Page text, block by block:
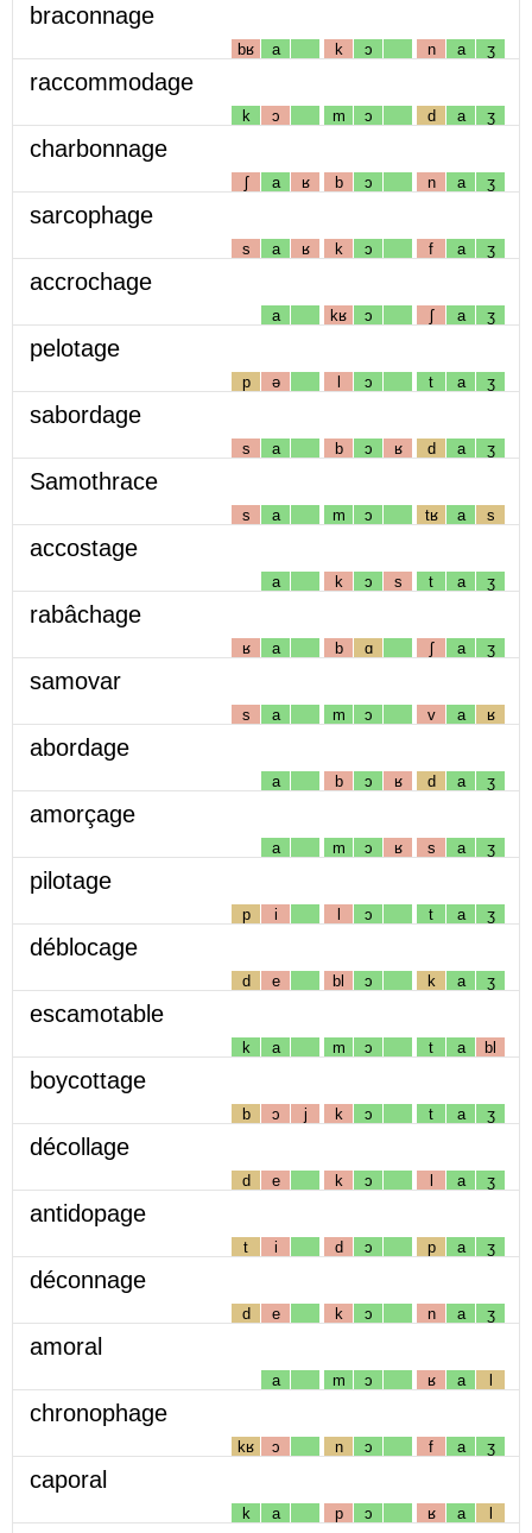
braconnage
bʁ a k ɔ n a ʒ
raccommodage
k ɔ m ɔ d a ʒ
charbonnage
ʃ a ʁ b ɔ n a ʒ
sarcophage
s a ʁ k ɔ f a ʒ
accrochage
a kʁ ɔ ʃ a ʒ
pelotage
p ə l ɔ t a ʒ
sabordage
s a b ɔ ʁ d a ʒ
Samothrace
s a m ɔ tʁ a s
accostage
a k ɔ s t a ʒ
rabâchage
ʁ a b ɑ ʃ a ʒ
samovar
s a m ɔ v a ʁ
abordage
a b ɔ ʁ d a ʒ
amorçage
a m ɔ ʁ s a ʒ
pilotage
p i l ɔ t a ʒ
déblocage
d e bl ɔ k a ʒ
escamotable
k a m ɔ t a bl
boycottage
b ɔ j k ɔ t a ʒ
décollage
d e k ɔ l a ʒ
antidopage
t i d ɔ p a ʒ
déconnage
d e k ɔ n a ʒ
amoral
a m ɔ ʁ a l
chronophage
kʁ ɔ n ɔ f a ʒ
caporal
k a p ɔ ʁ a l